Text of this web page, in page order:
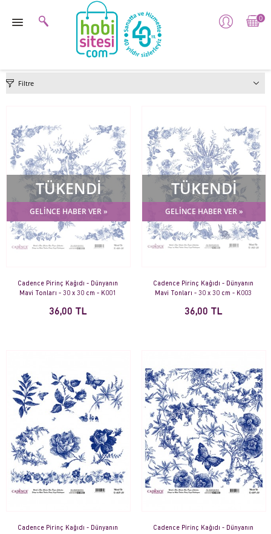
0
Filtre
TÜKENDİ
GELİNCE HABER VER »
Cadence Pirinç Kağıdı - Dünyanın
Mavi Tonları - 30 x 30 cm - K001
36,00 TL
TÜKENDİ
GELİNCE HABER VER »
Cadence Pirinç Kağıdı - Dünyanın
Mavi Tonları - 30 x 30 cm - K003
36,00 TL
Cadence Pirinç Kağıdı - Dünyanın
Cadence Pirinç Kağıdı - Dünyanın